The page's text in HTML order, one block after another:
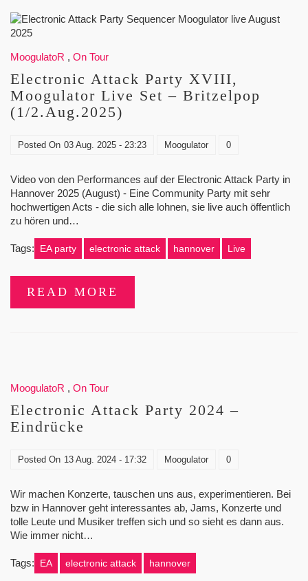
MoogulatoR , On Tour
Electronic Attack Party XVIII,
Moogulator Live Set – Britzelpop
(1/2.Aug.2025)
Posted On 03 Aug. 2025 - 23:23 Moogulator 0
Video von den Performances auf der Electronic Attack Party in
Hannover 2025 (August) - Eine Community Party mit sehr
hochwertigen Acts - die sich alle lohnen, sie live auch öffentlich
zu hören und…
Tags: EA party electronic attack hannover Live
READ MORE
MoogulatoR , On Tour
Electronic Attack Party 2024 –
Eindrücke
Posted On 13 Aug. 2024 - 17:32 Moogulator 0
Wir machen Konzerte, tauschen uns aus, experimentieren. Bei
bzw in Hannover geht interessantes ab, Jams, Konzerte und
tolle Leute und Musiker treffen sich und so sieht es dann aus.
Wie immer nicht…
Tags: EA electronic attack hannover